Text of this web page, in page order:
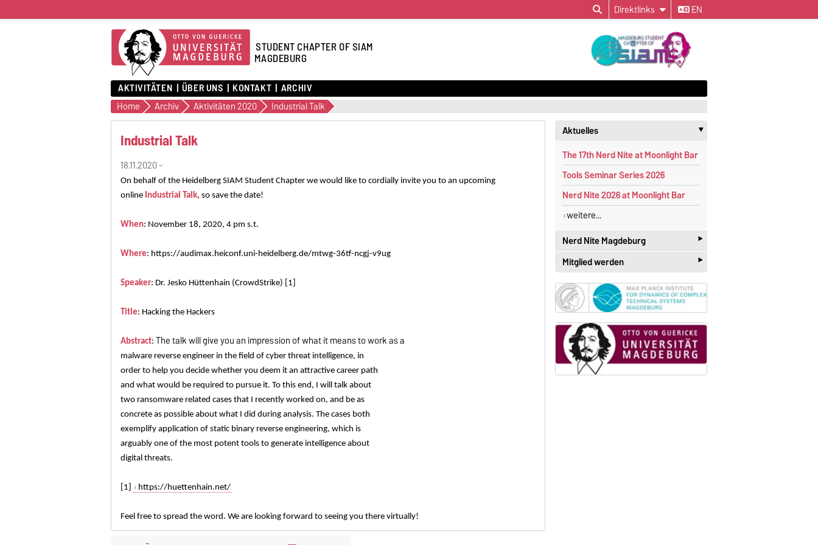
Direktlinks EN
STUDENT CHAPTER OF SIAM
MAGDEBURG
AKTIVITÄTEN ÜBER UNS KONTAKT ARCHIV
Home Archiv Aktivitäten 2020 Industrial Talk
Industrial Talk
18.11.2020 -
On behalf of the Heidelberg SIAM Student Chapter we would like to cordially invite you to an upcoming
online Industrial Talk, so save the date!
When: November 18, 2020, 4 pm s.t.
Where: https://audimax.heiconf.uni-heidelberg.de/mtwg-36tf-ncgj-v9ug
Speaker: Dr. Jesko Hüttenhain (CrowdStrike) [1]
Title: Hacking the Hackers
Abstract: The talk will give you an impression of what it means to work as a
malware reverse engineer in the field of cyber threat intelligence, in
order to help you decide whether you deem it an attractive career path
and what would be required to pursue it. To this end, I will talk about
two ransomware related cases that I recently worked on, and be as
concrete as possible about what I did during analysis. The cases both
exemplify application of static binary reverse engineering, which is
arguably one of the most potent tools to generate intelligence about
digital threats.
[1] https://huettenhain.net/
Feel free to spread the word. We are looking forward to seeing you there virtually!
Aktuelles ‣
The 17th Nerd Nite at Moonlight Bar
Tools Seminar Series 2026
Nerd Nite 2026 at Moonlight Bar
weitere...
Nerd Nite Magdeburg
‣
It's like the Discovery Channel - with
beer!
Offizielle Webseite:
magdeburg.nerdnite.com
Wir sind ständig auf derSuche
nach Referenten. Wenn ihr
Mitglied werden ‣
Studenten und Akademikermit
großen Interesse an der
angewandten Mathematiksind
herzlich willkommen! Die
Mitgliedschaft im Chapter ist
kostenlos.